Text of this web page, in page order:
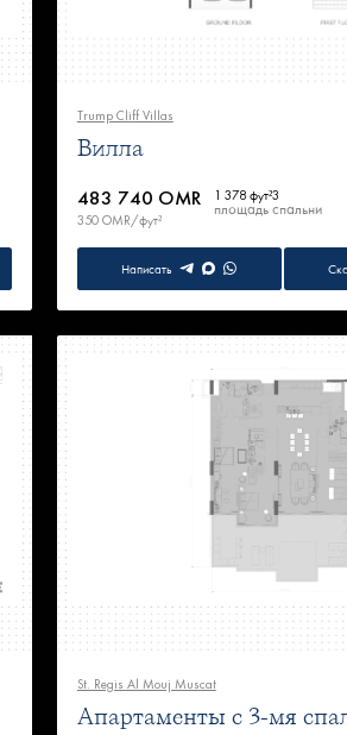
Trump Cliff Villas
Вилла
483 740 OMR
350 OMR/фут²
1 378 фут²
площадь
3
спальни
Написать
St. Regis Al Mouj Muscat
Апартаменты с 3-мя